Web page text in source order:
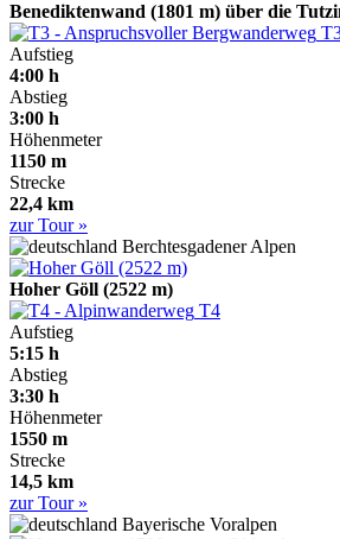
Benediktenwand (1801 m) über die
Aufstieg
4:00 h
Abstieg
3:00 h
Höhenmeter
1150 m
Strecke
22,4 km
zur Tour »
Berchtesgadener Alpen
Hoher Göll (2522 m)
T4
Aufstieg
5:15 h
Abstieg
3:30 h
Höhenmeter
1550 m
Strecke
14,5 km
zur Tour »
Bayerische Voralpen